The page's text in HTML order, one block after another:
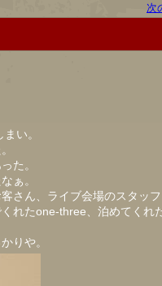
次
い。
た。
ぁ。
さん、ライブ会場のスタッ
れたone-three、泊めてくれ
りや。